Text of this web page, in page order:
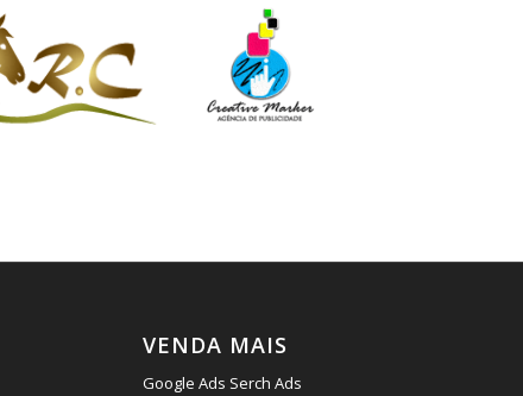
VENDA MAIS
Google Ads Serch Ads